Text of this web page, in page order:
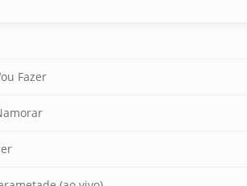
Fazer